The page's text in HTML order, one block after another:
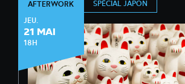
AFTERWORK
JEU.
21 MAI
18H
SPÉCIAL JAPON